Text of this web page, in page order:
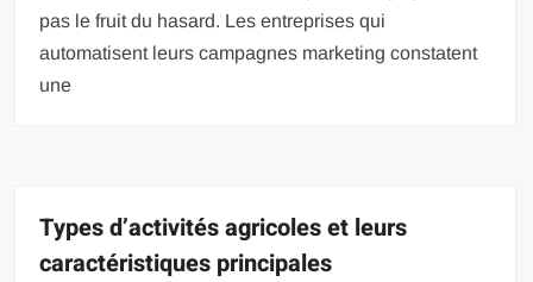
pas le fruit du hasard. Les entreprises qui
automatisent leurs campagnes marketing constatent
une
Types d’activités agricoles et leurs
caractéristiques principales